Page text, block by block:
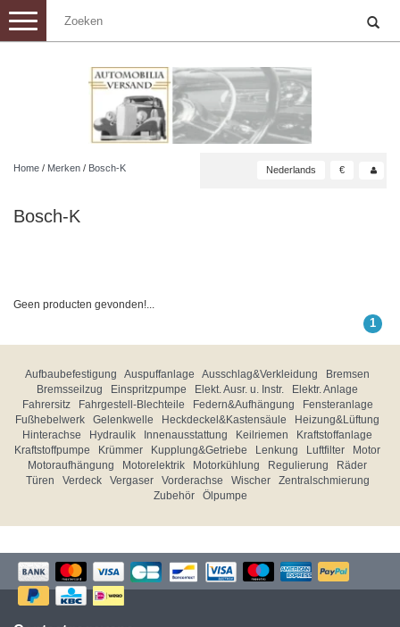
Toggle
navigation
Home / Merken / Bosch-K Nederlands €
Bosch-K
Geen producten gevonden!...
1
Aufbaubefestigung Auspuffanlage Ausschlag&Verkleidung
Bremsen
Bremsseilzug
Einspritzpumpe Elekt. Ausr. u. Instr.
Elektr. Anlage
Fahrersitz
Fahrgestell-Blechteile Federn&Aufhängung
Fensteranlage
Fußhebelwerk
Gelenkwelle Heckdeckel&Kastensäule
Heizung&Lüftung
Hinterachse
Hydraulik Innenausstattung Keilriemen
Kraftstoffanlage
Kraftstoffpumpe
Krümmer Kupplung&Getriebe Lenkung Luftfilter
Motor
Motoraufhängung
Motorelektrik Motorkühlung Regulierung
Räder
Türen
Verdeck Vergaser Vorderachse Wischer
Zentralschmierung
Zubehör
Ölpumpe